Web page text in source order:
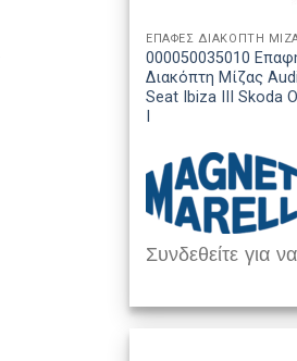
ΕΠΑΦΕΣ ΔΙΑΚΟΠΤΗ
000050035010
Διακόπτη Μίζας
Seat Ibiza III Skoda
Συνδεθείτε για να